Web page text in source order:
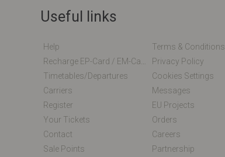
Useful links
Help
Terms & Conditions
Privacy Policy
Timetables/departures
Cookies Settings
Carriers
Messages
Register
EU Projects
Your Tickets
Orders
Contact
Careers
Sale Points
Partnership